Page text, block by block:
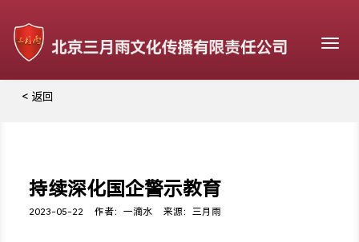
< 返回
持续深化国企警示教育
2023-05-22 作者：一滴水 来源：三月雨